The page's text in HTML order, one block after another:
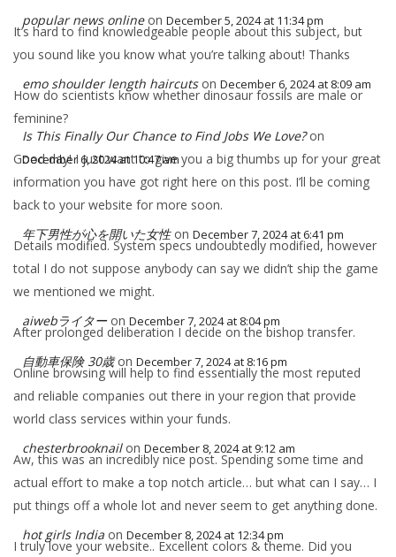
popular news online on December 5, 2024 at 11:34 pm
It’s hard to find knowledgeable people about this subject, but
you sound like you know what you’re talking about! Thanks
emo shoulder length haircuts on December 6, 2024 at 8:09 am
How do scientists know whether dinosaur fossils are male or
feminine?
Is This Finally Our Chance to Find Jobs We Love? on
December 6, 2024 at 10:47 am
Good day! I just want to give you a big thumbs up for your great
information you have got right here on this post. I’ll be coming
back to your website for more soon.
年下男性が心を開いた女性 on December 7, 2024 at 6:41 pm
Details modified. System specs undoubtedly modified, however
total I do not suppose anybody can say we didn’t ship the game
we mentioned we might.
aiwebライター on December 7, 2024 at 8:04 pm
After prolonged deliberation I decide on the bishop transfer.
自動車保険 30歳 on December 7, 2024 at 8:16 pm
Online browsing will help to find essentially the most reputed
and reliable companies out there in your region that provide
world class services within your funds.
chesterbrooknail on December 8, 2024 at 9:12 am
Aw, this was an incredibly nice post. Spending some time and
actual effort to make a top notch article… but what can I say… I
put things off a whole lot and never seem to get anything done.
hot girls India on December 8, 2024 at 12:34 pm
I truly love your website.. Excellent colors & theme. Did you